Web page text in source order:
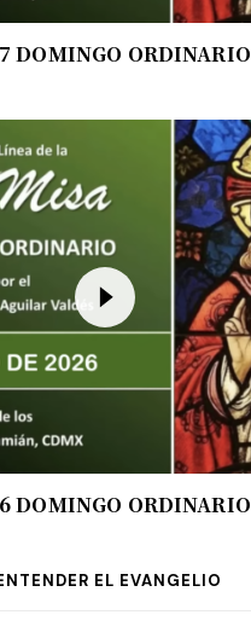
DOMINGO ORDINARIO
DOMINGO ORDINARIO
EL EVANGELIO